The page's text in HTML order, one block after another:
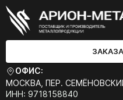
ОФИС:
МОСКВА, ПЕР.
ИНН: 9718158840